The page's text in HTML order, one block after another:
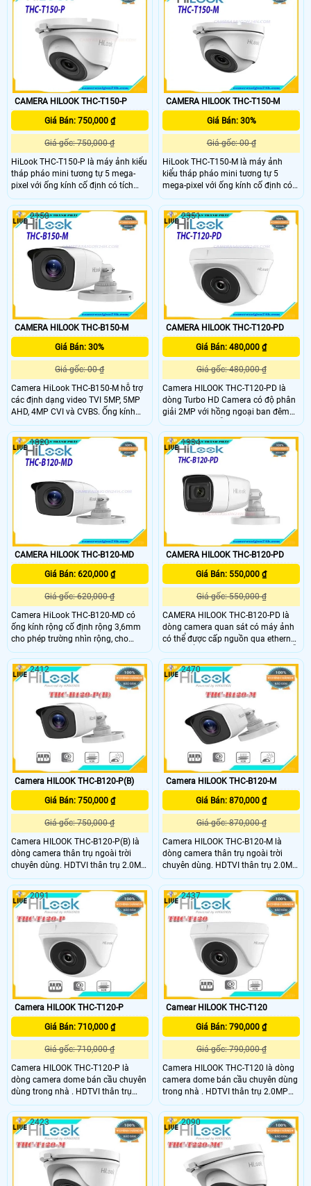
cấp nguồn qua ethernet (PoE) để cài
đặt nhanh chóng. Và dễ dàng khi
được sử dụng với các tính năng cắm
và phát của camera quan sát
HiLook Series
CAMERA HILOOK THC-T150-P
Giá Bán: 750,000 ₫
Giá gốc: 750,000 ₫
HiLook THC-T150-P là máy ảnh kiểu
tháp pháo mini tương tự 5 mega-
pixel với ống kính cố định có tích
hợp hồng ngoại với phạm vi 20 mét
và bộ chọn chế độ để cho phép sử
dụng với hầu hết các đầu ghi CCTV
analog. Hỗ trợ chức năng chống
ngược sáng thực 120dB, Tầm
camera quan sát hồng ngoại: 20
mét, Hỗ trợ chức năng giảm nhiễu
số DNR.
CAMERA HILOOK THC-T150-M
Giá Bán: 30%
Giá gốc: 00 ₫
HiLook THC-T150-M là máy ảnh
kiểu tháp pháo mini tương tự 5
mega-pixel với ống kính cố định có
tích hợp hồng ngoại với phạm vi 20
mét và bộ chọn chế độ để cho phép
sử dụng với hầu hết các đầu ghi
CCTV analog. HiLook THC-T150-M
có sẵn một ống kính góc rộng
2,8mm để cung cấp trường nhìn
rộng, giảm nhu cầu sử dụng nhiều
camera hơn và có sẵn một số phụ
kiện lắp đặt tùy chọn để hoàn thiện
việc lắp đặt của bạn một cách
chuyên nghiệp
CAMERA HILOOK THC-B150-M
Giá Bán: 30%
Giá gốc: 00 ₫
Camera HiLook THC-B150-M hỗ trợ
các định dạng video TVI 5MP, 5MP
AHD, 4MP CVI và CVBS. Ống kính
2,8mm cung cấp trường nhìn ngang
100 ° và máy ảnh này tích hợp khả
năng chiếu sáng hồng ngoại lên đến
20m vào ban đêm và xếp hạng
việc lắp đặt bên ngoài.
2158
CAMERA HILOOK THC-T120-PD
Giá Bán: 480,000 ₫
Giá gốc: 480,000 ₫
Camera HILOOK THC-T120-PD là
dòng Turbo HD Camera có độ phân
giải 2MP với hồng ngoại ban đêm
lên đến 20m. Hỗ trợ kết nối 4 trong
1 với các dòng TVI/AHD/CVI/CVBS.
Và được thiết kế theo chuẩn IP66
giúp bạn an tâm hơn khi lắp đặt ở
2351
CAMERA HILOOK THC-B120-MD
Giá Bán: 620,000 ₫
Giá gốc: 620,000 ₫
Camera HiLook THC-B120-MD có
ống kính rộng cố định rộng 3,6mm
cho phép trường nhìn rộng, cho
phạm vi bao phủ rộng lớn mà
không cần thêm camera. Công nghệ
EXIR cho phép chiếu sáng IR đồng
đều giúp loại bỏ các vấn đề truyền
thống như phơi sáng quá mức ở
trung tâm của hình ảnh và các vùng
tối ở góc của hình ảnh.
1820
CAMERA HILOOK THC-B120-PD
Giá Bán: 550,000 ₫
Giá gốc: 550,000 ₫
CAMERA HILOOK THC-B120-PD là
dòng camera quan sát có máy ảnh
có thể được cấp nguồn qua ethernet
(PoE) để cài đặt nhanh chóng và dễ
dàng khi được sử dụng với các tính
năng cắm và phát của camera quan
sát HiLook Series của Hikvision
PD là dòng Turbo HD camera quan
sát có độ phân giải 2MP với hồng
ngoại ban đêm lên đến 25m, hỗ trợ
kết nối 4 tong 1 và được thiết kế
theo chuẩn IP66 giúp bạn an tâm
hơn khi lắp đặt ở khu vực ngoài trời
1934
Camera HILOOK THC-B120-P(B)
Giá Bán: 750,000 ₫
Giá gốc: 750,000 ₫
Camera HILOOK THC-B120-P(B) là
dòng camera thân trụ ngoài trời
chuyên dùng. HDTVI thân trụ 2.0MP
HILOOK THC-B120-P(B),Cảm biến
CMOS 2MP. Hồng ngoại 20m
2412
Camera HILOOK THC-B120-M
Giá Bán: 870,000 ₫
Giá gốc: 870,000 ₫
Camera HILOOK THC-B120-M là
dòng camera thân trụ ngoài trời
chuyên dùng. HDTVI thân trụ 2.0MP
HILOOK THC-B120-P(B),Cảm biến
CMOS 2MP. Hồng ngoại 20m
2470
Camera HILOOK THC-T120-P
Giá Bán: 710,000 ₫
Giá gốc: 710,000 ₫
Camera HILOOK THC-T120-P là
dòng camera dome bán cầu chuyên
dùng trong nhà . HDTVI thân trụ
2.0MP HILOOK THC-B120-P(B),Cảm
biến CMOS 2MP. Hồng ngoại 20m
2091
Camear HILOOK THC-T120
Giá Bán: 790,000 ₫
Giá gốc: 790,000 ₫
Camera HILOOK THC-T120 là dòng
camera dome bán cầu chuyên dùng
trong nhà . HDTVI thân trụ 2.0MP
HILOOK THC-B120,Cảm biến CMOS
2MP. Hồng ngoại 20m
2437
2423 2090